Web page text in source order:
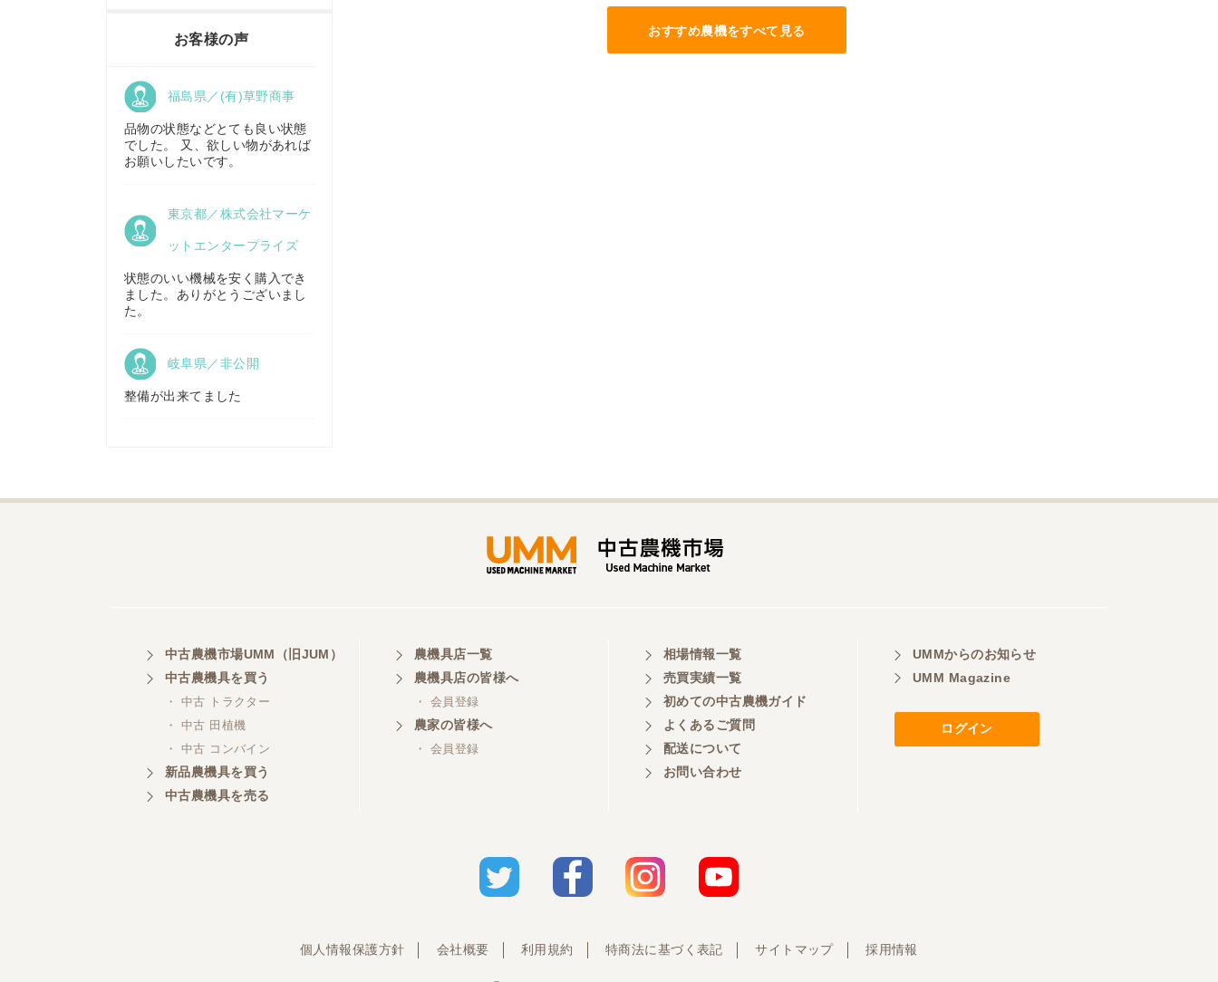
おすすめ農機をすべて見る
ガワ農機商会）
東京都／
株式会社マーケットエンタープ
ライズ
秋田県／
TMKトレーディング株式会社
香川県／
農機リンクス
株式会社キリノ
福島県／
株式会社トミタモータース
株式会社 ケイ・エス・エンタ
ープライズ
お客様の声
福島県／(有)草野商事
品物の状態などとても良い状態
でした。 又、欲しい物があれば
お願いしたいです。
東京都／株式会社マーケ
ットエンタープライズ
状態のいい機械を安く購入でき
ました。ありがとうございまし
た。
岐阜県／非公開
整備が出来てました
中古農機市場UMM（旧JUM）
中古農機具を買う
・ 中古 トラクター
・ 中古 田植機
・ 中古 コンバイン
新品農機具を買う
中古農機具を売る
農機具店一覧
農機具店の皆様へ
・ 会員登録
農家の皆様へ
・ 会員登録
相場情報一覧
売買実績一覧
初めての中古農機ガイド
よくあるご質問
配送について
お問い合わせ
UMMからのお知らせ
UMM Magazine
ログイン
個人情報保護方針 会社概要 利用規約 特商法に基づく表記 サイトマップ 採用情報